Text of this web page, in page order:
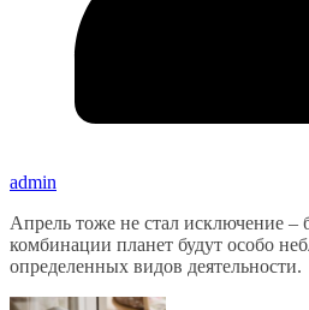
admin
Апрель тоже не стал исключение –
комбинации планет будут особо
определенных видов деятельности.